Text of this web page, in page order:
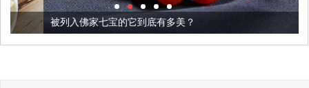
被列入佛家七宝的它到底有多美？